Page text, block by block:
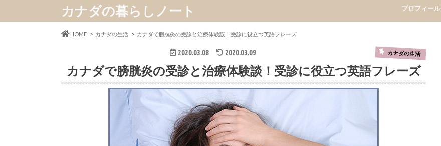
カナダの暮らしノート プロフィール
HOME カナダの生活 カナダで膀胱炎の受診と治療体験談！受診に役立つ英語フレーズ
2020.03.08 2020.03.09 カナダの生活
カナダで膀胱炎の受診と治療体験談！受診に役立つ英語フレーズ